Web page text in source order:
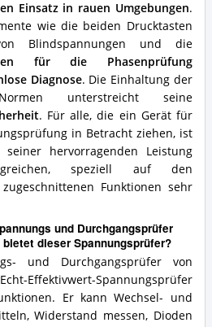
Einsatz in rauen Umgebungen.
wie die beiden Drucktasten
Blindspannungen und die
für die Phasenprüfung
Diagnose. Die Einhaltung der
unterstreicht seine
. Für alle, die ein Gerät für
in Betracht ziehen, ist
hervorragenden Leistung
speziell auf den
Funktionen sehr
und Durchgangsprüfer
dieser Spannungsprüfer?
und Durchgangsprüfer von
Effektivwert-Spannungsprüfer
Er kann Wechsel- und
Widerstand messen, Dioden